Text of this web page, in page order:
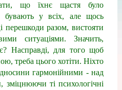
що їхнє щастя було
бувають у всіх, але щось
перешкоди разом, вистояти
ситуаціями. Значить,
Насправді, для того щоб
треба цього хотіти. Ніхто
гармонійними - над
ті психологічні